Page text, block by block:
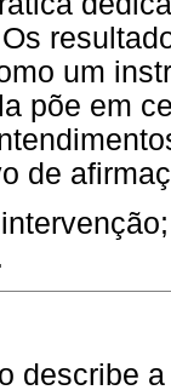
um
põe em
de
describe